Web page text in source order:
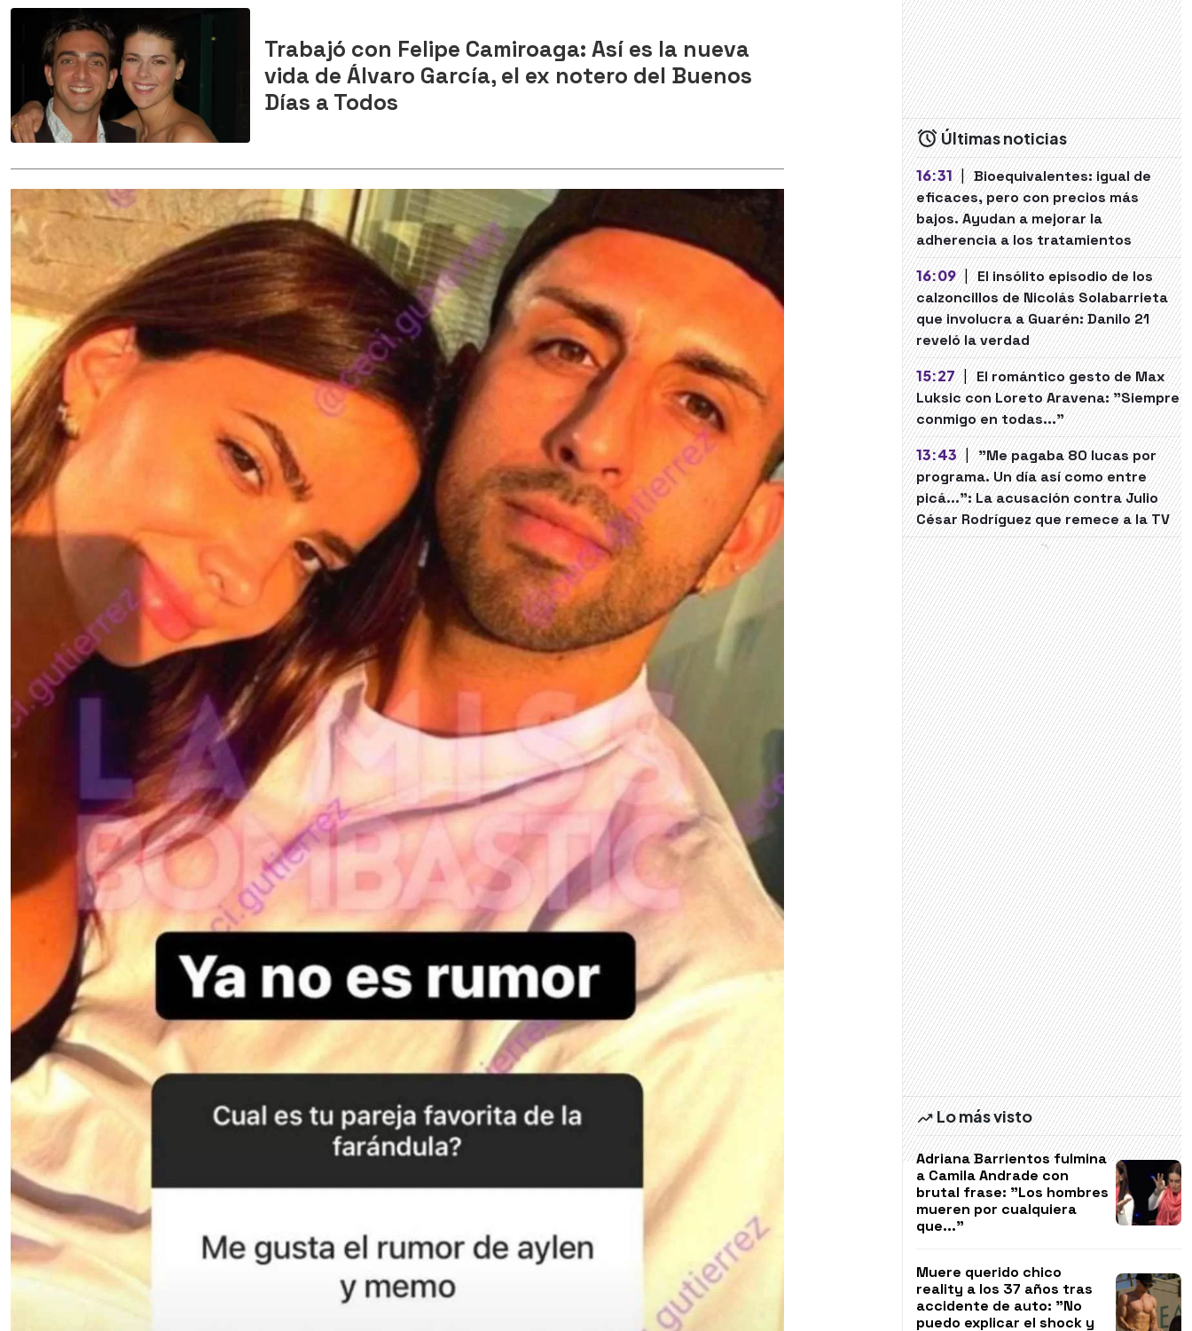
Trabajó con Felipe Camiroaga: Así es la nueva
vida de Álvaro García, el ex notero del Buenos
Días a Todos
Últimas noticias
16:31 | Bioequivalentes: igual de
eficaces, pero con precios más
bajos. Ayudan a mejorar la
adherencia a los tratamientos
16:09 | El insólito episodio de los
calzoncillos de Nicolás Solabarrieta
que involucra a Guarén: Danilo 21
reveló la verdad
15:27 | El romántico gesto de Max
Luksic con Loreto Aravena: "Siempre
conmigo en todas..."
13:43 | "Me pagaba 80 lucas por
programa. Un día así como entre
picá...": La acusación contra Julio
César Rodríguez que remece a la TV
Lo más visto
Adriana Barrientos fulmina
a Camila Andrade con
brutal frase: "Los hombres
mueren por cualquiera
que..."
Muere querido chico
reality a los 37 años tras
accidente de auto: "No
puedo explicar el shock y